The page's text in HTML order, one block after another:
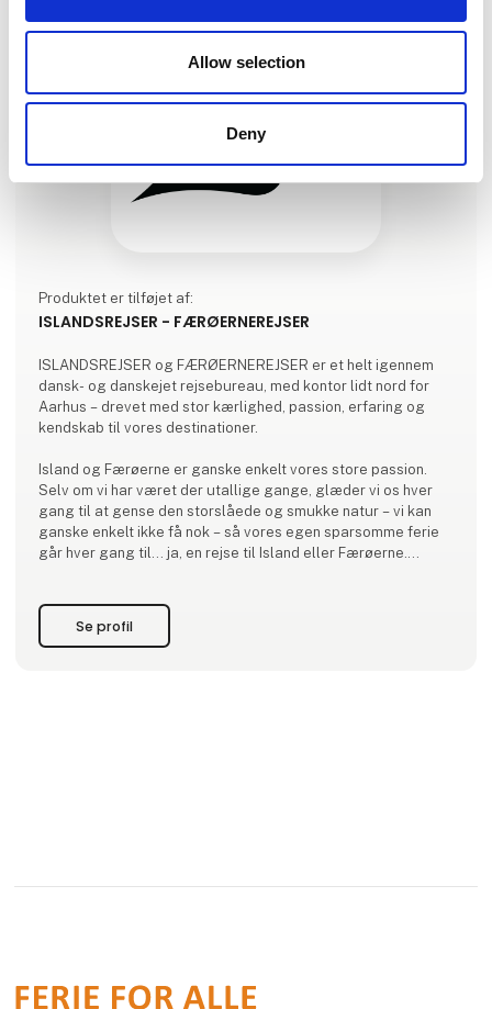
Allow selection
Deny
Produktet er tilføjet af:
ISLANDSREJSER - FÆRØERNEREJSER
ISLANDSREJSER og FÆRØERNEREJSER er et helt igennem
dansk- og danskejet rejsebureau, med kontor lidt nord for
Aarhus – drevet med stor kærlighed, passion, erfaring og
kendskab til vores destinationer.
Island og Færøerne er ganske enkelt vores store passion.
Selv om vi har været der utallige gange, glæder vi os hver
gang til at gense den storslåede og smukke natur – vi kan
ganske enkelt ikke få nok – så vores egen sparsomme ferie
går hver gang til… ja, en rejse til Island eller Færøerne.
Vi har eksisteret siden 2011 og tager fat på fremtiden med
Se profil